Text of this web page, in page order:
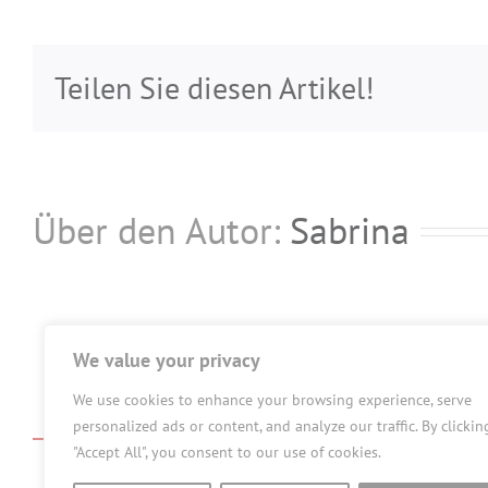
We value your privacy
We use cookies to enhance your browsing experience, serve
personalized ads or content, and analyze our traffic. By
"Accept All", you consent to our use of cookies.
Teilen Sie diesen Artikel!
Über den Autor: Sabrina